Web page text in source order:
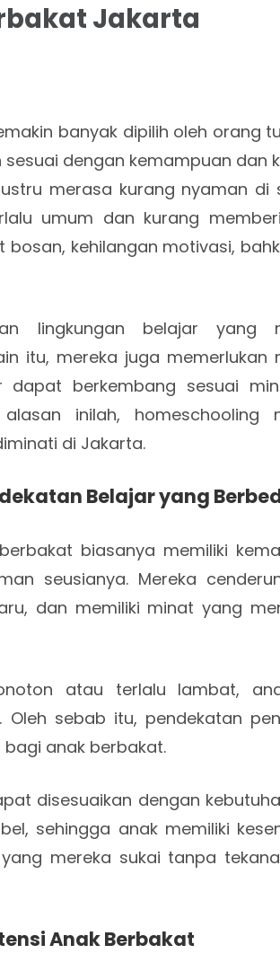
Jakarta
banyak dipilih oleh orang
dengan kemampuan dan
merasa kurang nyaman di
umum dan kurang
kehilangan motivasi,
lingkungan belajar yang
itu, mereka juga memerlukan
dapat berkembang sesuai
inilah, homeschooling
di Jakarta.
Belajar yang
biasanya memiliki
seusianya. Mereka
dan memiliki minat yang
atau terlalu lambat,
sebab itu, pendekatan
anak berbakat.
disesuaikan dengan
sehingga anak memiliki
mereka sukai tanpa
Anak Berbakat